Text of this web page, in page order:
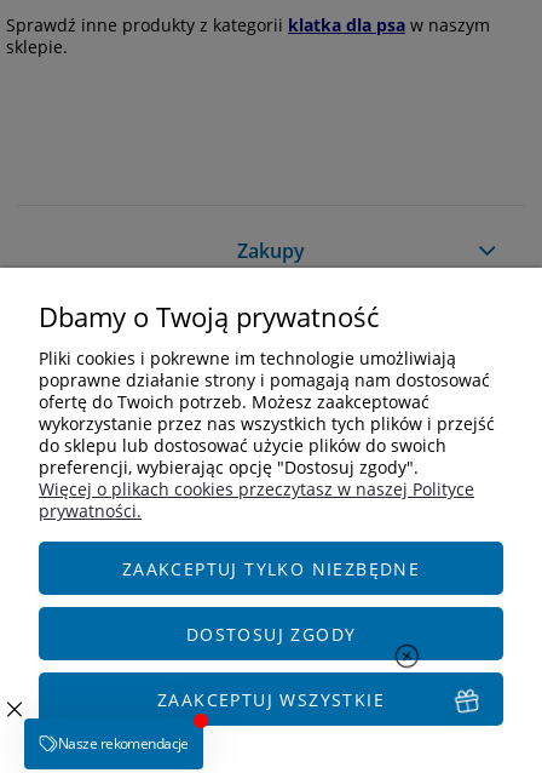
Sprawdź inne produkty z kategorii klatka dla psa w naszym
sklepie.
Zakupy
Pomoc
Moje konto
Informacje
Kontakt
ul. Czereśniowa 18
55-095 Januszkowice
Social Media
Dbamy o Twoją prywatność
Pliki cookies i pokrewne im technologie umożliwiają
poprawne działanie strony i pomagają nam dostosować
ofertę do Twoich potrzeb. Możesz zaakceptować
wykorzystanie przez nas wszystkich tych plików i przejść
do sklepu lub dostosować użycie plików do swoich
preferencji, wybierając opcję "Dostosuj zgody".
Więcej o plikach cookies przeczytasz w naszej Polityce
prywatności.
ZAAKCEPTUJ TYLKO NIEZBĘDNE
DOSTOSUJ ZGODY
ZAAKCEPTUJ WSZYSTKIE